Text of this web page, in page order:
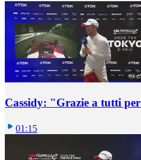
Cassidy: "Grazie a tutti
01:15